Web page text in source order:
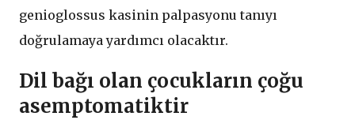
genioglossus kasinin palpasyonu tanıyı
doğrulamaya yardımcı olacaktır.
Dil bağı olan çocukların çoğu
asemptomatiktir